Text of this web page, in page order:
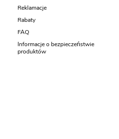
Reklamacje
Rabaty
FAQ
Informacje o bezpieczeństwie
produktów